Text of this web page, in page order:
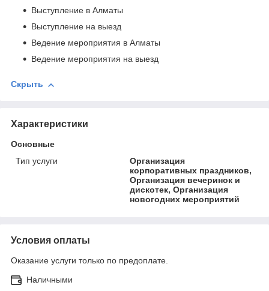
Выступление в Алматы
Выступление на выезд
Ведение мероприятия в Алматы
Ведение мероприятия на выезд
Скрыть
Характеристики
Основные
Тип услуги
Организация
корпоративных праздников,
Организация вечеринок и
дискотек, Организация
новогодних мероприятий
Условия оплаты
Оказание услуги только по предоплате.
Наличными